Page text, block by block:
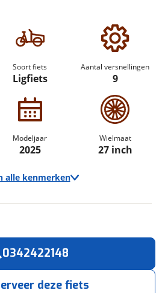
Soort fiets
Ligfiets
Aantal versnellingen
9
Modeljaar
2025
Wielmaat
27 inch
alle kenmerken
ST1 LCI
0342422148
deze fiets
neemt snel contact